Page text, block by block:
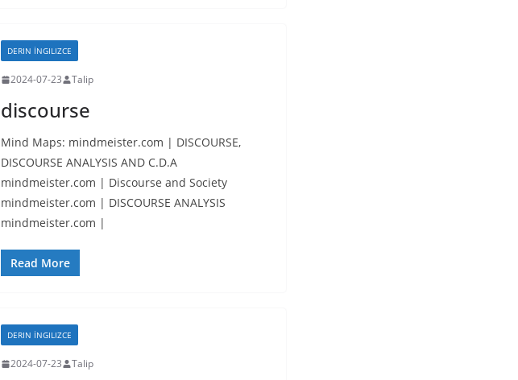
DERIN İNGILIZCE
2024-07-23 Talip
discourse
Mind Maps: mindmeister.com | DISCOURSE,
DISCOURSE ANALYSIS AND C.D.A
mindmeister.com | Discourse and Society
mindmeister.com | DISCOURSE ANALYSIS
mindmeister.com |
Read More
DERIN İNGILIZCE
2024-07-23 Talip